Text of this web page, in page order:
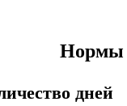
Нормы
дней